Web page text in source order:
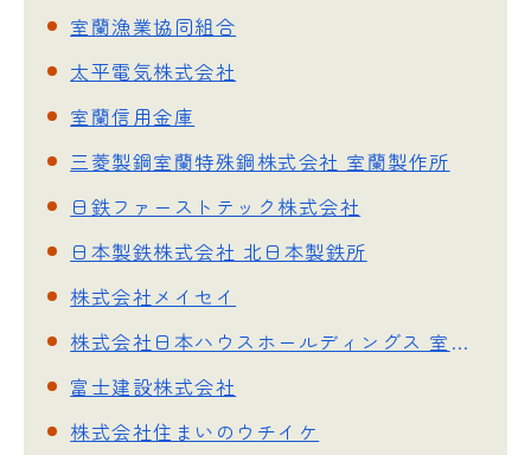
室蘭漁業協同組合
太平電気株式会社
室蘭信用金庫
三菱製鋼室蘭特殊鋼株式会社 室蘭製作所
日鉄ファーストテック株式会社
日本製鉄株式会社 北日本製鉄所
株式会社メイセイ
株式会社日本ハウスホールディングス 室蘭営業所
富士建設株式会社
株式会社住まいのウチイケ